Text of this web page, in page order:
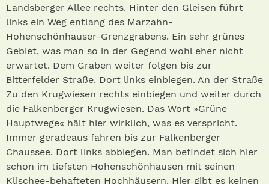
Landsberger Allee rechts. Hinter den Gleisen führt
links ein Weg entlang des Marzahn-
Hohenschönhauser-Grenzgrabens. Ein sehr grünes
Gebiet, was man so in der Gegend wohl eher nicht
erwartet. Dem Graben weiter folgen bis zur
Bitterfelder Straße. Dort links einbiegen. An der Straße
Zu den Krugwiesen rechts einbiegen und weiter durch
die Falkenberger Krugwiesen. Das Wort »Grüne
Hauptwege« hält hier wirklich, was es verspricht.
Immer geradeaus fahren bis zur Falkenberger
Chaussee. Dort links abbiegen. Man befindet sich hier
schon im tiefsten Hohenschönhausen mit seinen
Klischee-behafteten Hochhäusern. Hier gibt es keinen